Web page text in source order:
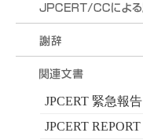
JPCERT 緊急報告
JPCERT REPORT